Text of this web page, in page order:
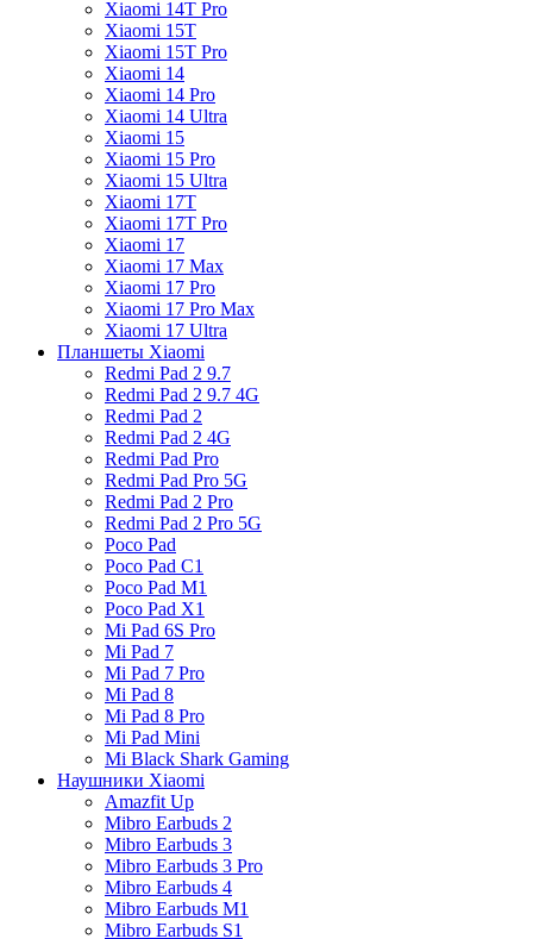
Xiaomi 14T Pro
Xiaomi 15T
Xiaomi 15T Pro
Xiaomi 14
Xiaomi 14 Pro
Xiaomi 14 Ultra
Xiaomi 15
Xiaomi 15 Pro
Xiaomi 15 Ultra
Xiaomi 17T
Xiaomi 17T Pro
Xiaomi 17
Xiaomi 17 Max
Xiaomi 17 Pro
Xiaomi 17 Pro Max
Xiaomi 17 Ultra
Планшеты Xiaomi
Redmi Pad 2 9.7
Redmi Pad 2 9.7 4G
Redmi Pad 2
Redmi Pad 2 4G
Redmi Pad Pro
Redmi Pad Pro 5G
Redmi Pad 2 Pro
Redmi Pad 2 Pro 5G
Poco Pad
Poco Pad C1
Poco Pad M1
Poco Pad X1
Mi Pad 6S Pro
Mi Pad 7
Mi Pad 7 Pro
Mi Pad 8
Mi Pad 8 Pro
Mi Pad Mini
Mi Black Shark Gaming
Наушники Xiaomi
Amazfit Up
Mibro Earbuds 2
Mibro Earbuds 3
Mibro Earbuds 3 Pro
Mibro Earbuds 4
Mibro Earbuds M1
Mibro Earbuds S1